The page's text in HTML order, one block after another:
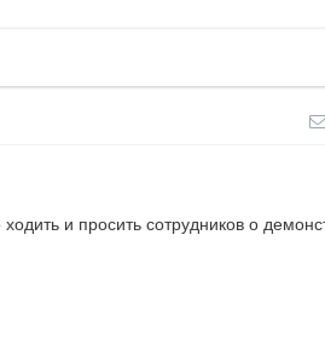
и просить сотрудников о